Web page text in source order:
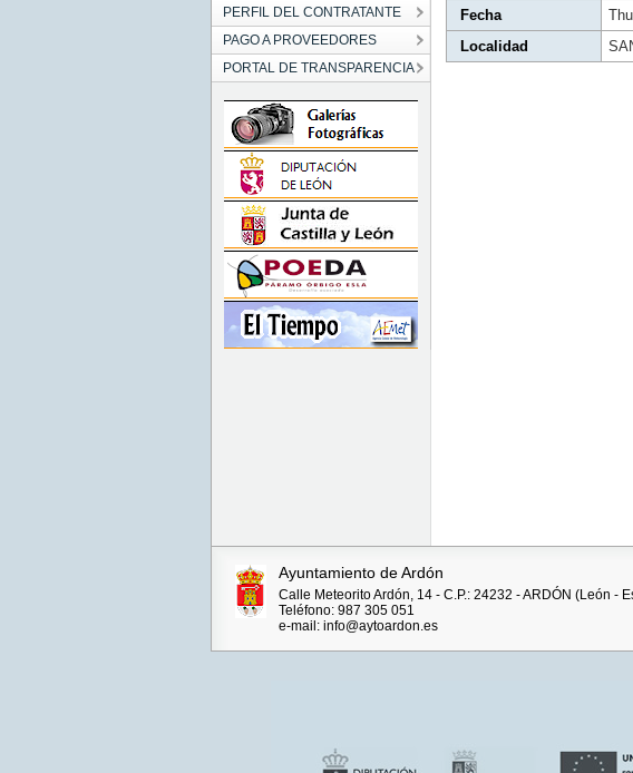
PERFIL DEL CONTRATANTE
PAGO A PROVEEDORES
PORTAL DE TRANSPARENCIA
Fecha
Localidad
Ayuntamiento de Ardón
Calle Meteorito Ardón, 14 - C.P.: 24232 - ARDÓN (León -
Teléfono: 987 305 051
e-mail: info@aytoardon.es